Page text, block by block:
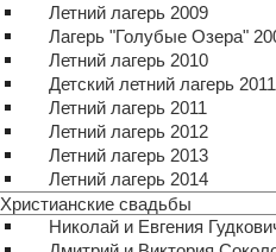
Летний лагерь 2009
Лагерь "Голубые Озера"
Летний лагерь 2010
Детский летний лагерь 2011
Летний лагерь 2011
Летний лагерь 2012
Летний лагерь 2013
Летний лагерь 2014
Христианские свадьбы
Николай и Евгения